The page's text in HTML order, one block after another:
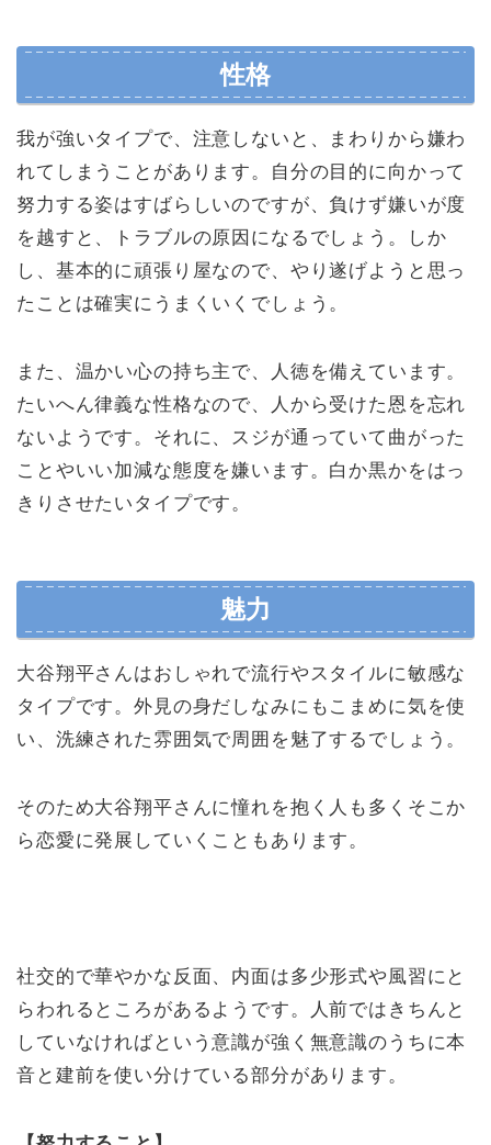
性格
我が強いタイプで、注意しないと、まわりから嫌わ
れてしまうことがあります。自分の目的に向かって
努力する姿はすばらしいのですが、負けず嫌いが度
を越すと、トラブルの原因になるでしょう。しか
し、基本的に頑張り屋なので、やり遂げようと思っ
たことは確実にうまくいくでしょう。
また、温かい心の持ち主で、人徳を備えています。
たいへん律義な性格なので、人から受けた恩を忘れ
ないようです。それに、スジが通っていて曲がった
ことやいい加減な態度を嫌います。白か黒かをはっ
きりさせたいタイプです。
魅力
大谷翔平さんはおしゃれで流行やスタイルに敏感な
タイプです。外見の身だしなみにもこまめに気を使
い、洗練された雰囲気で周囲を魅了するでしょう。
そのため大谷翔平さんに憧れを抱く人も多くそこか
ら恋愛に発展していくこともあります。
社交的で華やかな反面、内面は多少形式や風習にと
らわれるところがあるようです。人前ではきちんと
していなければという意識が強く無意識のうちに本
音と建前を使い分けている部分があります。